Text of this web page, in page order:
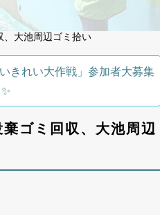
、大池周辺ゴミ拾い
きれい大作戦」参加者大募集
✨️
ゴミ回収、大池周辺